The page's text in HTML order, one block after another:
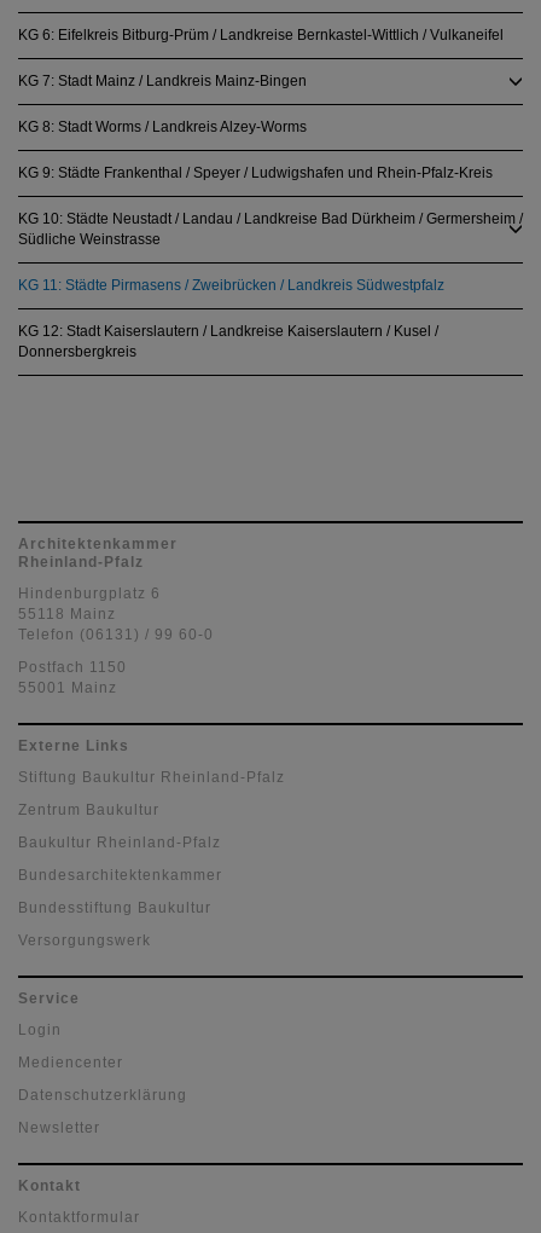
KG 6: Eifelkreis Bitburg-Prüm / Landkreise Bernkastel-Wittlich / Vulkaneifel
KG 7: Stadt Mainz / Landkreis Mainz-Bingen
KG 8: Stadt Worms / Landkreis Alzey-Worms
KG 9: Städte Frankenthal / Speyer / Ludwigshafen und Rhein-Pfalz-Kreis
KG 10: Städte Neustadt / Landau / Landkreise Bad Dürkheim / Germersheim /
Südliche Weinstrasse
KG 11: Städte Pirmasens / Zweibrücken / Landkreis Südwestpfalz
KG 12: Stadt Kaiserslautern / Landkreise Kaiserslautern / Kusel /
Donnersbergkreis
Architektenkammer
Rheinland-Pfalz
Hindenburgplatz 6
55118 Mainz
Telefon (06131) / 99 60-0
Postfach 1150
55001 Mainz
Externe Links
Stiftung Baukultur Rheinland-Pfalz
Zentrum Baukultur
Baukultur Rheinland-Pfalz
Bundesarchitektenkammer
Bundesstiftung Baukultur
Versorgungswerk
Service
Login
Mediencenter
Datenschutzerklärung
Newsletter
Kontakt
Kontaktformular